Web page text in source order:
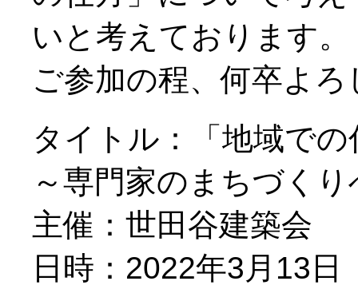
いと考えております。
ご参加の程、何卒よ
タイトル：「地域で
～専門家のまちづく
主催：世田谷建築会
日時：2022年3月13